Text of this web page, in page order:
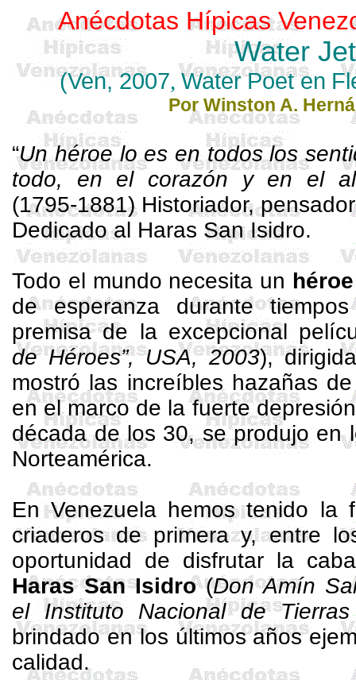
Anécdotas Hípicas
WaterJet
(Ven, 2007,Water Poeten
Por Winston A.
“Un héroe lo es en todos los
todo, en el corazón y en el
(1795-1881) Historiador,
Dedicado al HarasSan Isidro.
Todo el mundo necesita un héroe
de esperanza durante
premisa de la excepcional
de Héroes”, USA, 2003),
mostró las increíbles hazañas
en el marco de la fuerte
década de los 30, se produjo en
Norteamérica.
En Venezuela hemos tenido la
criaderos de primera y, entre
oportunidad de disfrutar la
HarasSan Isidro(Don Amín
el Instituto Nacional de
brindado en los últimos años
calidad.